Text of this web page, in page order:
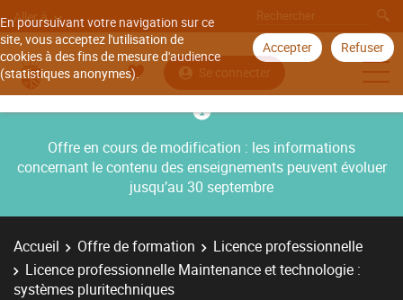
En poursuivant votre navigation sur ce
site, vous acceptez l'utilisation de
cookies à des fins de mesure d'audience
(statistiques anonymes).
Accepter Refuser
Aller à
Se connecter
Offre en cours de modification : les informations
concernant le contenu des enseignements peuvent évoluer
jusqu’au 30 septembre
Accueil Offre de formation
Licence professionnelle
Licence professionnelle Maintenance et technologie :
systèmes pluritechniques